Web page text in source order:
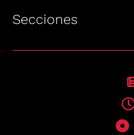
Secciones